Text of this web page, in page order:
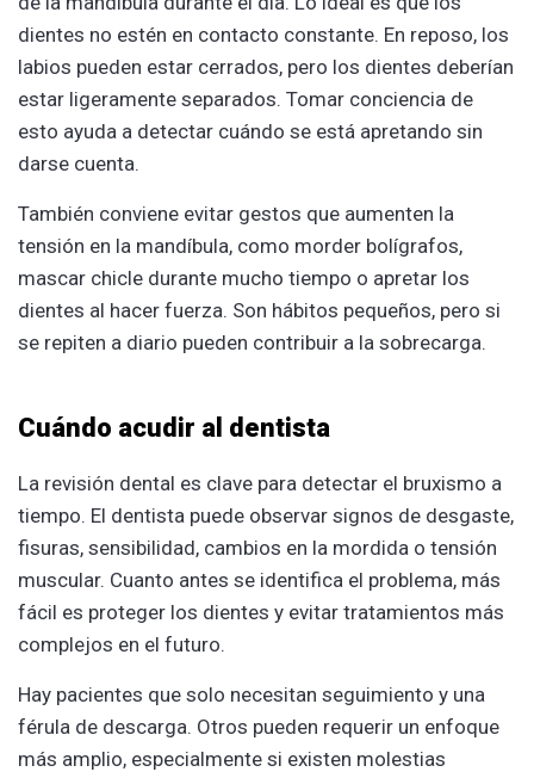
dientes no estén en contacto constante. En reposo, los
labios pueden estar cerrados, pero los dientes deberían
estar ligeramente separados. Tomar conciencia de
esto ayuda a detectar cuándo se está apretando sin
darse cuenta.
También conviene evitar gestos que aumenten la
tensión en la mandíbula, como morder bolígrafos,
mascar chicle durante mucho tiempo o apretar los
dientes al hacer fuerza. Son hábitos pequeños, pero si
se repiten a diario pueden contribuir a la sobrecarga.
Cuándo acudir al dentista
La revisión dental es clave para detectar el bruxismo a
tiempo. El dentista puede observar signos de desgaste,
fisuras, sensibilidad, cambios en la mordida o tensión
muscular. Cuanto antes se identifica el problema, más
fácil es proteger los dientes y evitar tratamientos más
complejos en el futuro.
Hay pacientes que solo necesitan seguimiento y una
férula de descarga. Otros pueden requerir un enfoque
más amplio, especialmente si existen molestias